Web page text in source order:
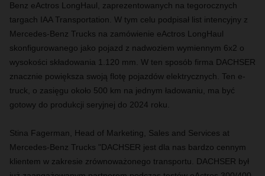
Benz eActros LongHaul, zaprezentowanych na tegorocznych
targach IAA Transportation. W tym celu podpisał list intencyjny z
Mercedes-Benz Trucks na zamówienie eActros LongHaul
skonfigurowanego jako pojazd z nadwoziem wymiennym 6x2 o
wysokości składowania 1.120 mm. W ten sposób firma DACHSER
znacznie powiększa swoją flotę pojazdów elektrycznych. Ten e-
truck, o zasięgu około 500 km na jednym ładowaniu, ma być
gotowy do produkcji seryjnej do 2024 roku.
Stina Fagerman, Head of Marketing, Sales and Services at
Mercedes-Benz Trucks "DACHSER jest dla nas bardzo cennym
klientem w zakresie zrównoważonego transportu. DACHSER był